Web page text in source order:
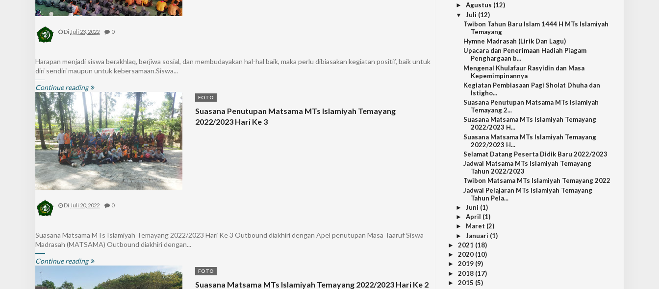
Di Juli 23, 2022 0
Harapan menjadi siswa berakhlaq, berjiwa sosial, dan membudayakan hal-hal baik, maka perlu dibiasakan kegiatan positif, baik untuk
diri sendiri maupun untuk kebersamaan.Siswa...
Continue reading
FOTO
Suasana Penutupan Matsama MTs Islamiyah Temayang
2022/2023 Hari Ke 3
Di Juli 20, 2022 0
Suasana Matsama MTs Islamiyah Temayang 2022/2023 Hari Ke 3 Outbound diakhiri dengan Apel penutupan Masa Taaruf Siswa
Madrasah (MATSAMA) Outbound diakhiri dengan...
Continue reading
FOTO
Suasana Matsama MTs Islamiyah Temayang 2022/2023 Hari Ke 2
► Agustus (12)
▼ Juli (12)
Twibon Tahun Baru Islam 1444 H MTs Islamiyah
Temayang
Hymne Madrasah (Lirik Dan Lagu)
Upacara dan Penerimaan Hadiah Piagam
Penghargaan b...
Mengenal Khulafaur Rasyidin dan Masa
Kepemimpinannya
Kegiatan Pembiasaan Pagi Sholat Dhuha dan
Istigho...
Suasana Penutupan Matsama MTs Islamiyah
Temayang 2...
Suasana Matsama MTs Islamiyah Temayang
2022/2023 H...
Suasana Matsama MTs Islamiyah Temayang
2022/2023 H...
Selamat Datang Peserta Didik Baru 2022/2023
Jadwal Matsama MTs Islamiyah Temayang
Tahun 2022/2023
Twibon Matsama MTs Islamiyah Temayang 2022
Jadwal Pelajaran MTs Islamiyah Temayang
Tahun Pela...
► Juni (1)
► April (1)
► Maret (2)
► Januari (1)
► 2021 (18)
► 2020 (10)
► 2019 (9)
► 2018 (17)
► 2015 (5)